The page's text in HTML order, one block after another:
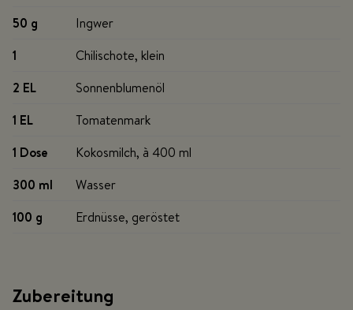
50 g
Ingwer
1
Chilischote, klein
2 EL
Sonnenblumenöl
1 EL
Tomatenmark
1 Dose
Kokosmilch, à 400 ml
300 ml
Wasser
100 g
Erdnüsse, geröstet
Zubereitung